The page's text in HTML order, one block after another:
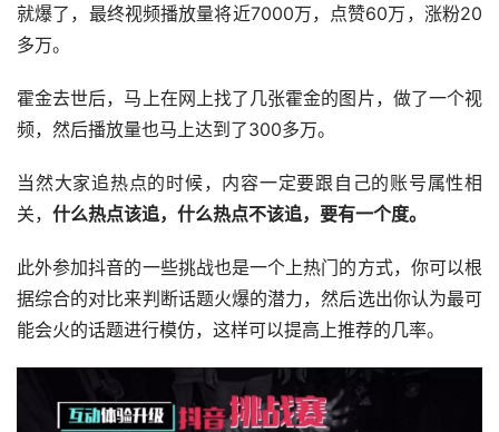
就爆了，最终视频播放量将近7000万，点赞60万，涨粉20
多万。
霍金去世后，马上在网上找了几张霍金的图片，做了一个视
频，然后播放量也马上达到了300多万。
当然大家追热点的时候，内容一定要跟自己的账号属性相
关， 什么热点该追，什么热点不该追，要有一个度。
此外参加抖音的一些挑战也是一个上热门的方式，你可以根
据综合的对比来判断话题火爆的潜力，然后选出你认为最可
能会火的话题进行模仿，这样可以提高上推荐的几率。